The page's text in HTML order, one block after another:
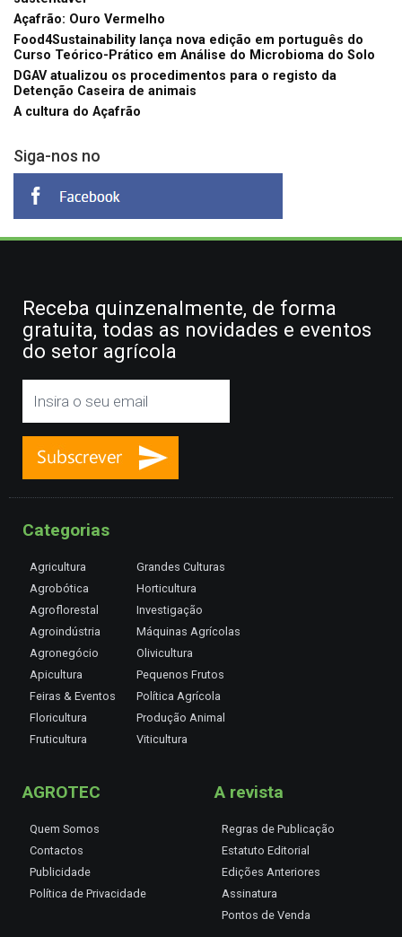
Açafrão: Ouro Vermelho
Food4Sustainability lança nova edição em português do
Curso Teórico-Prático em Análise do Microbioma do Solo
DGAV atualizou os procedimentos para o registo da
Detenção Caseira de animais
A cultura do Açafrão
Siga-nos no
Receba quinzenalmente, de forma
gratuita, todas as novidades e eventos
do setor agrícola
Categorias
Agricultura
Agrobótica
Agroflorestal
Agroindústria
Agronegócio
Apicultura
Feiras & Eventos
Floricultura
Fruticultura
Grandes Culturas
Horticultura
Investigação
Máquinas Agrícolas
Olivicultura
Pequenos Frutos
Política Agrícola
Produção Animal
Viticultura
AGROTEC
Quem Somos
Contactos
Publicidade
Política de Privacidade
A revista
Regras de Publicação
Estatuto Editorial
Edições Anteriores
Assinatura
Pontos de Venda